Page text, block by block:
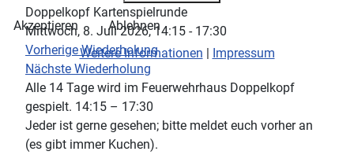
Doppelkopf Kartenspielrunde
Mittwoch, 8. Juli 2026, 14:15 - 17:30
Vorherige Wiederholung
Nächste Wiederholung
Alle 14 Tage wird im Feuerwehrhaus Doppelkopf
gespielt. 14:15 – 17:30
Jeder ist gerne gesehen; bitte meldet euch vorher an
(es gibt immer Kuchen).
Akzeptieren
Ablehnen
Weitere Informationen | Impressum